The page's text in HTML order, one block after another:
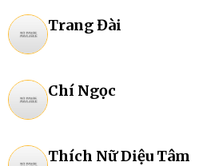
Trang Đài
Chí Ngọc
Thích Nữ Diệu Tâm